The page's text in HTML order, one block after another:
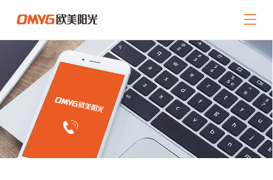
网站导航
关于我们
产品中心
新闻中心
招商加盟
服务支持